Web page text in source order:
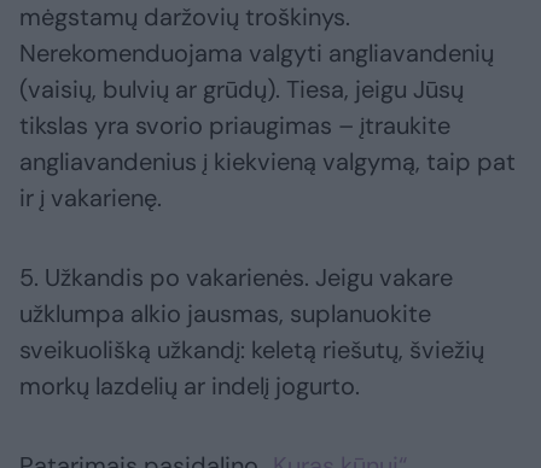
mėgstamų daržovių troškinys.
Nerekomenduojama valgyti angliavandenių
(vaisių, bulvių ar grūdų). Tiesa, jeigu Jūsų
tikslas yra svorio priaugimas – įtraukite
angliavandenius į kiekvieną valgymą, taip pat
ir į vakarienę.
5. Užkandis po vakarienės. Jeigu vakare
užklumpa alkio jausmas, suplanuokite
sveikuolišką užkandį: keletą riešutų, šviežių
morkų lazdelių ar indelį jogurto.